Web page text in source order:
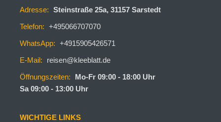
Adresse: Steinstraße 25a, 31157 Sarstedt
Telefon: +495066707070
WhatsApp: +4915905426571
E-Mail:
reisen@kleeblatt.de
Öffnungszeiten:
Mo-Fr 09:00 - 18:00 Uhr
Sa 09:00 - 13:00 Uhr
WICHTIGE LINKS